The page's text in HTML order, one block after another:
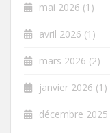
mai 2026 (1)
avril 2026 (1)
mars 2026 (2)
janvier 2026 (1)
décembre 2025